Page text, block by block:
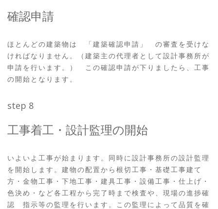
確認申請
ほとんどの建築物は 「建築確認申請」 の審査を受けな
ければなりません。（建築主の代理者として設計事務所が
申請を行います。） この確認申請が下りましたら、工事
の開始となります。
step 8
工事着工・設計監理の開始
いよいよ工事が始まります。同時に設計事務所の設計監理
を開始します。建物の配置から根切工事・基礎工事建て
方・金物工事・下地工事・建具工事・設備工事・仕上げ・
色決め・など各工程から完了時まで検査や、現場の進捗確
認 指示等の監理を行います。この監理によって品質を確